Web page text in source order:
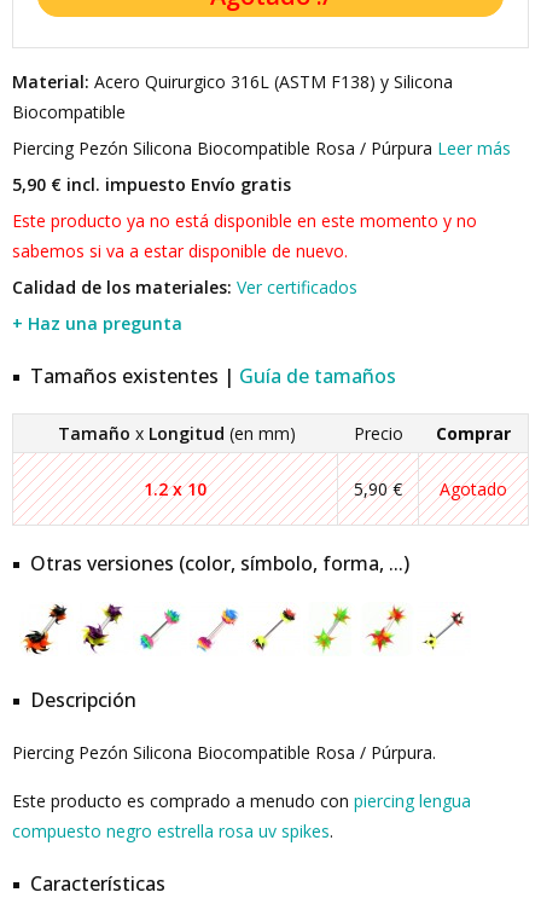
Material: Acero Quirurgico 316L (ASTM F138) y Silicona
Biocompatible
Piercing Pezón Silicona Biocompatible Rosa / Púrpura Leer más
5,90 € incl. impuesto Envío gratis
Este producto ya no está disponible en este momento y no
sabemos si va a estar disponible de nuevo.
Calidad de los materiales: Ver certificados
+ Haz una pregunta
Tamaños existentes | Guía de tamaños
Tamaño x Longitud (en mm) Precio Comprar
1.2 x 10 5,90 € Agotado
Otras versiones (color, símbolo, forma, ...)
Descripción
Piercing Pezón Silicona Biocompatible Rosa / Púrpura.
Este producto es comprado a menudo con piercing lengua
compuesto negro estrella rosa uv spikes.
Características